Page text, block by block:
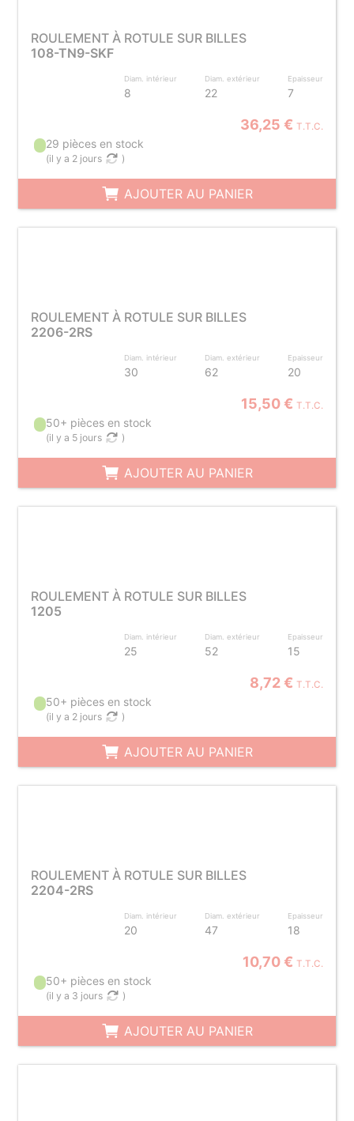
ROULEMENT À ROTULE SUR BILLES
108-TN9-SKF
Diam. intérieur
8
Diam. extérieur
22
Epaisseur
7
36,25 € T.T.C.
29 pièces en stock
(il y a 2 jours )
AJOUTER AU PANIER
ROULEMENT À ROTULE SUR BILLES
2206-2RS
Diam. intérieur
30
Diam. extérieur
62
Epaisseur
20
15,50 € T.T.C.
50+ pièces en stock
(il y a 5 jours )
AJOUTER AU PANIER
ROULEMENT À ROTULE SUR BILLES
1205
Diam. intérieur
25
Diam. extérieur
52
Epaisseur
15
8,72 € T.T.C.
50+ pièces en stock
(il y a 2 jours )
AJOUTER AU PANIER
ROULEMENT À ROTULE SUR BILLES
2204-2RS
Diam. intérieur
20
Diam. extérieur
47
Epaisseur
18
10,70 € T.T.C.
50+ pièces en stock
(il y a 3 jours )
AJOUTER AU PANIER